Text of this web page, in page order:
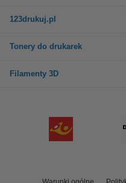
123drukuj.pl
Tonery do drukarek
Filamenty 3D